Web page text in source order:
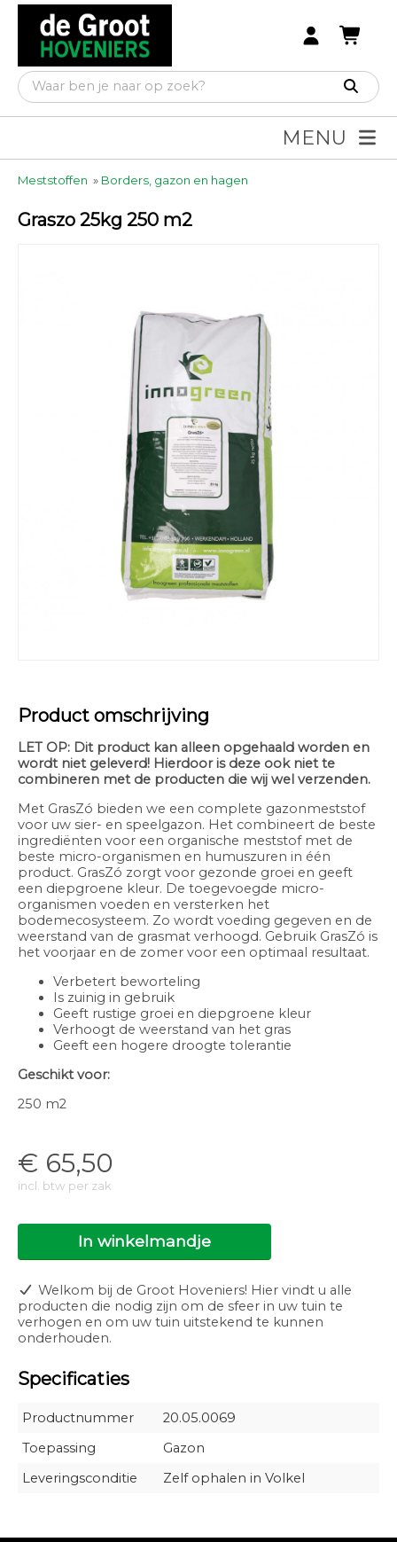
MENU
Meststoffen » Borders, gazon en hagen
Graszo 25kg 250 m2
Product omschrijving
LET OP: Dit product kan alleen opgehaald worden en
wordt niet geleverd! Hierdoor is deze ook niet te
combineren met de producten die wij wel verzenden.
Met GrasZó bieden we een complete gazonmeststof
voor uw sier- en speelgazon. Het combineert de beste
ingrediënten voor een organische meststof met de
beste micro-organismen en humuszuren in één
product. GrasZó zorgt voor gezonde groei en geeft
een diepgroene kleur. De toegevoegde micro-
organismen voeden en versterken het
bodemecosysteem. Zo wordt voeding gegeven en de
weerstand van de grasmat verhoogd. Gebruik GrasZó is
het voorjaar en de zomer voor een optimaal resultaat.
Verbetert beworteling
Is zuinig in gebruik
Geeft rustige groei en diepgroene kleur
Verhoogt de weerstand van het gras
Geeft een hogere droogte tolerantie
Geschikt voor:
250 m2
€ 65,50
incl. btw per zak
In winkelmandje
Welkom bij de Groot Hoveniers! Hier vindt u alle
producten die nodig zijn om de sfeer in uw tuin te
verhogen en om uw tuin uitstekend te kunnen
onderhouden.
Specificaties
Productnummer
20.05.0069
Toepassing
Gazon
Leveringsconditie
Zelf ophalen in Volkel